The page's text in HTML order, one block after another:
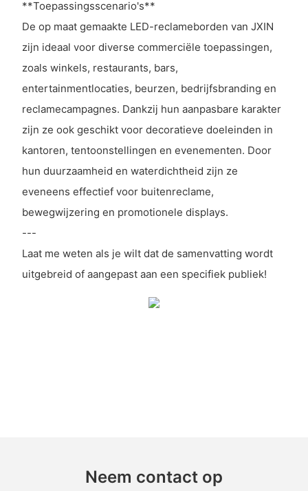
**Toepassingsscenario's**
De op maat gemaakte LED-reclameborden van JXIN
zijn ideaal voor diverse commerciële toepassingen,
zoals winkels, restaurants, bars,
entertainmentlocaties, beurzen, bedrijfsbranding en
reclamecampagnes. Dankzij hun aanpasbare karakter
zijn ze ook geschikt voor decoratieve doeleinden in
kantoren, tentoonstellingen en evenementen. Door
hun duurzaamheid en waterdichtheid zijn ze
eveneens effectief voor buitenreclame,
bewegwijzering en promotionele displays.
---
Laat me weten als je wilt dat de samenvatting wordt
uitgebreid of aangepast aan een specifiek publiek!
Neem contact op